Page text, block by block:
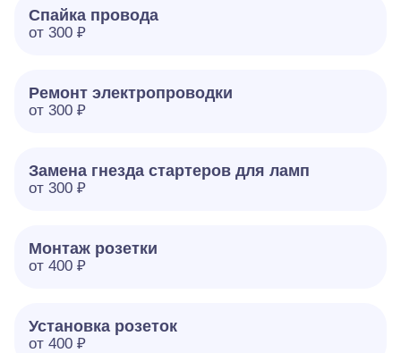
Спайка провода
от 300 ₽
Ремонт электропроводки
от 300 ₽
Замена гнезда стартеров для ламп
от 300 ₽
Монтаж розетки
от 400 ₽
Установка розеток
от 400 ₽